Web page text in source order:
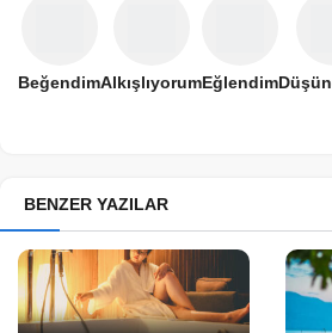
BeğendimAlkışlıyorumEğlendim
BENZER YAZILAR